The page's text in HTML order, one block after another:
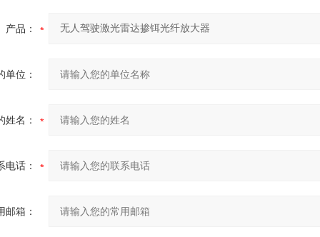
产品：
单位：
姓名：
电话：
邮箱：